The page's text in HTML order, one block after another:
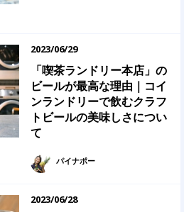
2023/06/29
「喫茶ランドリー本店」の
ビールが最高な理由｜コイ
ンランドリーで飲むクラフ
トビールの美味しさについ
て
パイナポー
2023/06/28